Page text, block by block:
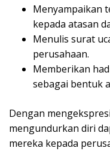
Menyampaikan
kepada atasan
Menulis surat
perusahaan.
Memberikan
sebagai bentuk
Dengan
mengundurkan diri
mereka kepada